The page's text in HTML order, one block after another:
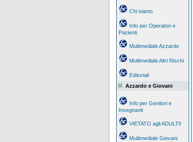
Chi siamo
Info per Operatori e
Pazienti
Multimediale Azzardo
Multimediale Altri Rischi
Editoriali
Azzardo e Giovani
Info per Genitori e
Insegnanti
VIETATO agli ADULTI!
Multimediale Giovani